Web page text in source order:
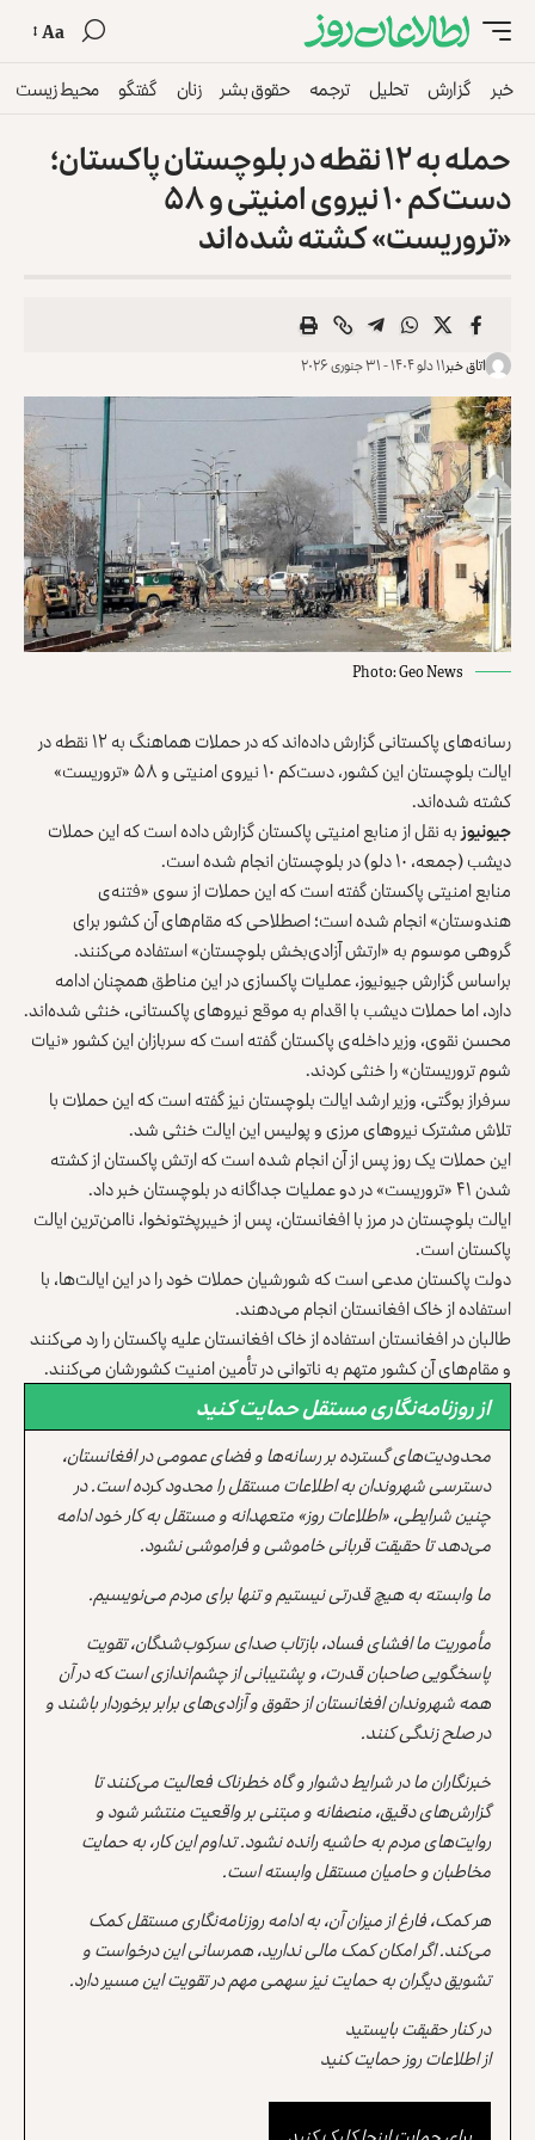
Aa
خبر گزارش تحلیل ترجمه حقوق بشر زنان گفتگو محیط زیست
حمله به ۱۲ نقطه در بلوچستان پاکستان؛
دست‌کم ۱۰ نیروی امنیتی و ۵۸
«تروریست» کشته شده‌اند
اتاق خبر۱۱ دلو ۱۴۰۴ - ۳۱ جنوری ۲۰۲۶
Photo: Geo News
رسانه‌های پاکستانی گزارش داده‌اند که در حملات هماهنگ به ۱۲ نقطه در
ایالت بلوچستان این کشور، دست‌کم ۱۰ نیروی امنیتی و ۵۸ «تروریست»
کشته شده‌اند.
جیو‌نیوزبه نقل از منابع امنیتی پاکستان گزارش داده است که این حملات
دیشب (جمعه، ۱۰ دلو) در بلوچستان انجام شده است.
منابع امنیتی پاکستان گفته است که این حملات از سوی «فتنه‌‌ی
هندوستان» انجام شده است؛ اصطلاحی که مقام‌های آن کشور برای
گروهی موسوم به «ارتش آزادی‌بخش بلوچستان» استفاده می‌کنند.
براساس گزارش جیونیوز، عملیات پاکسازی در این مناطق همچنان ادامه
دارد، اما حملات دیشب با اقدام به موقع نیروهای پاکستانی، خنثی شده‌اند.
محسن نقوی، وزیر داخله‌ی پاکستان گفته است که سربازان این کشور «نیات
شوم تروریستان» را خنثی کردند.
سرفراز بوگتی، وزیر ارشد ایالت بلوچستان نیز گفته است که این حملات با
تلاش مشترک نیروهای مرزی و پولیس این ایالت خنثی شد.
این حملات یک روز پس از آن انجام شده است که ارتش پاکستان از کشته
شدن ۴۱ «تروریست» در دو عملیات جداگانه در بلوچستان خبر داد.
ایالت بلوچستان در مرز با افغانستان، پس از خیبرپختونخوا، ناامن‌ترین ایالت‌
پاکستان است.
دولت پاکستان مدعی است که شورشیان حملات خود را در این ایالت‌ها، با
استفاده از خاک افغانستان انجام می‌دهند.
طالبان در افغانستان استفاده از خاک افغانستان علیه پاکستان را رد می‌کنند
و مقام‌های آن کشور متهم به ناتوانی در تأمین امنیت کشورشان می‌کنند.
از روزنامه‌نگاری مستقل حمایت کنید
محدودیت‌های گسترده بر رسانه‌ها و فضای عمومی در افغانستان،
دسترسی شهروندان به اطلاعات مستقل را محدود کرده است. در
چنین شرایطی، «اطلاعات روز» متعهدانه و مستقل به کار خود ادامه
می‌دهد تا حقیقت قربانی خاموشی و فراموشی نشود.
ما وابسته به هیچ قدرتی نیستیم و تنها برای مردم می‌نویسیم.
مأموریت ما افشای فساد، بازتاب صدای سرکوب‌شدگان، تقویت
پاسخگویی صاحبان قدرت، و پشتیبانی از چشم‌اندازی است که در آن
همه شهروندان افغانستان از حقوق و آزادی‌های برابر برخوردار باشند و
در صلح زندگی کنند.
خبرنگاران ما در شرایط دشوار و گاه خطرناک فعالیت می‌کنند تا
گزارش‌های دقیق، منصفانه و مبتنی بر واقعیت منتشر شود و
روایت‌های مردم به حاشیه رانده نشود. تداوم این کار، به حمایت
مخاطبان و حامیان مستقل وابسته است.
هر کمک، فارغ از میزان آن، به ادامه روزنامه‌نگاری مستقل کمک
می‌کند. اگر امکان کمک مالی ندارید، همرسانی این درخواست و
تشویق دیگران به حمایت نیز سهمی مهم در تقویت این مسیر دارد.
در کنار حقیقت بایستید
از اطلاعات روز حمایت کنید